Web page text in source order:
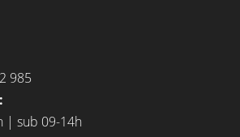
985
| sub 09-14h